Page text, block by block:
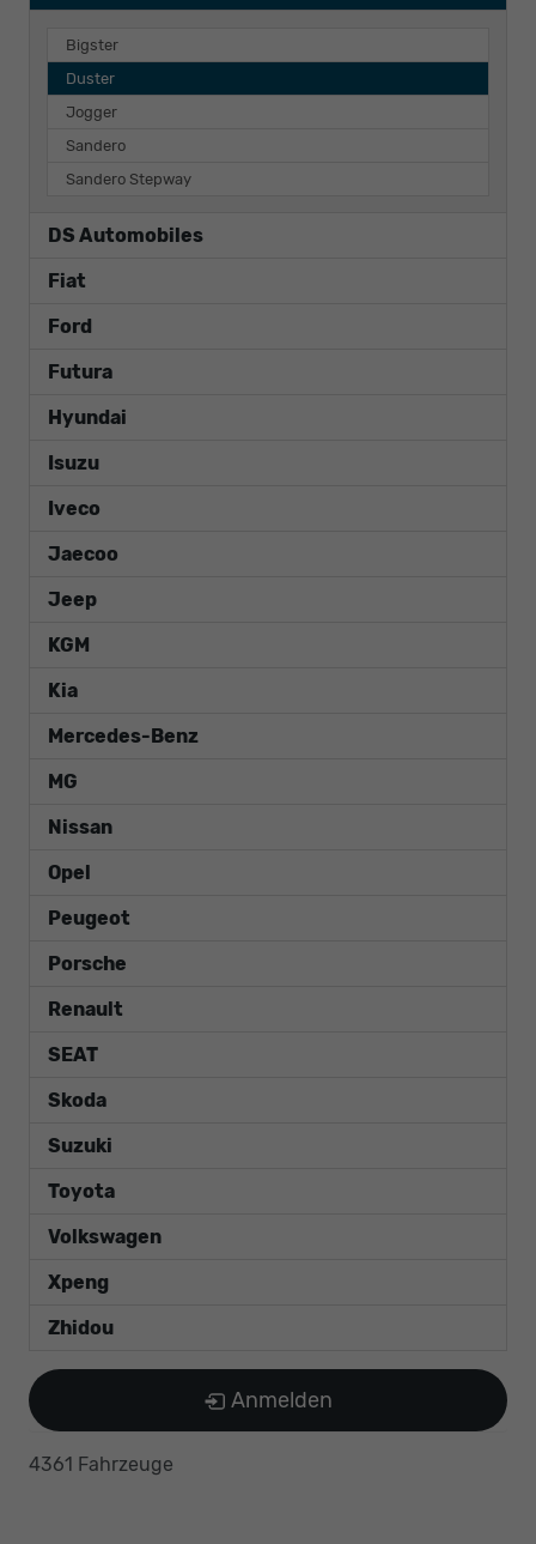
Bigster
Duster
Jogger
Sandero
Sandero Stepway
DS Automobiles
Fiat
Ford
Futura
Hyundai
Isuzu
Iveco
Jaecoo
Jeep
KGM
Kia
Mercedes-Benz
MG
Nissan
Opel
Peugeot
Porsche
Renault
SEAT
Skoda
Suzuki
Toyota
Volkswagen
Xpeng
Zhidou
Anmelden
4361 Fahrzeuge